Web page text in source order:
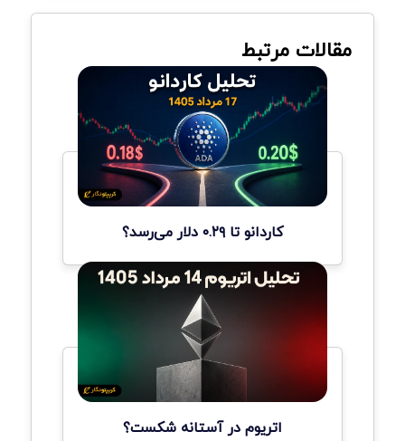
مقالات مرتبط
کاردانو تا ۰.۲۹ دلار می‌رسد؟
اتریوم در آستانه شکست؟